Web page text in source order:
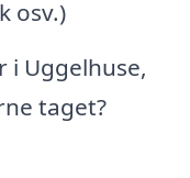
osv.)
i Uggelhuse,
taget?